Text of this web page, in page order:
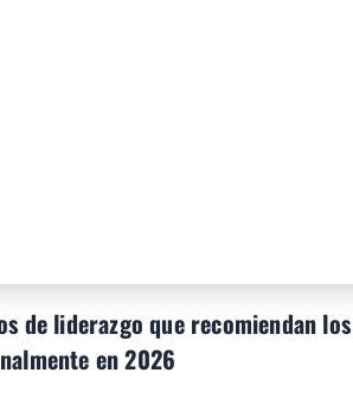
de liderazgo que recomiendan
en 2026